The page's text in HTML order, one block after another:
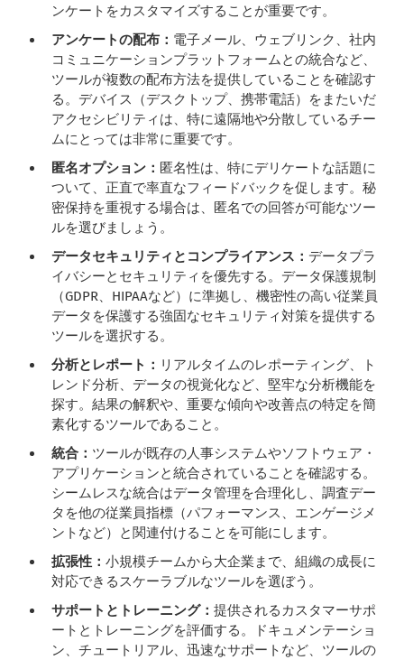
ンケートをカスタマイズすることが重要です。
アンケートの配布： 電子メール、ウェブリンク、社内
コミュニケーションプラットフォームとの統合など、
ツールが複数の配布方法を提供していることを確認す
る。デバイス（デスクトップ、携帯電話）をまたいだ
アクセシビリティは、特に遠隔地や分散しているチー
ムにとっては非常に重要です。
匿名オプション： 匿名性は、特にデリケートな話題に
ついて、正直で率直なフィードバックを促します。秘
密保持を重視する場合は、匿名での回答が可能なツー
ルを選びましょう。
データセキュリティとコンプライアンス： データプラ
イバシーとセキュリティを優先する。データ保護規制
（GDPR、HIPAAなど）に準拠し、機密性の高い従業員
データを保護する強固なセキュリティ対策を提供する
ツールを選択する。
分析とレポート： リアルタイムのレポーティング、ト
レンド分析、データの視覚化など、堅牢な分析機能を
探す。結果の解釈や、重要な傾向や改善点の特定を簡
素化するツールであること。
統合： ツールが既存の人事システムやソフトウェア・
アプリケーションと統合されていることを確認する。
シームレスな統合はデータ管理を合理化し、調査デー
タを他の従業員指標（パフォーマンス、エンゲージメ
ントなど）と関連付けることを可能にします。
拡張性：小規模チームから大企業まで、組織の成長に
対応できるスケーラブルなツールを選ぼう。
サポートとトレーニング：提供されるカスタマーサポ
ートとトレーニングを評価する。ドキュメンテーショ
ン、チュートリアル、迅速なサポートなど、ツールの